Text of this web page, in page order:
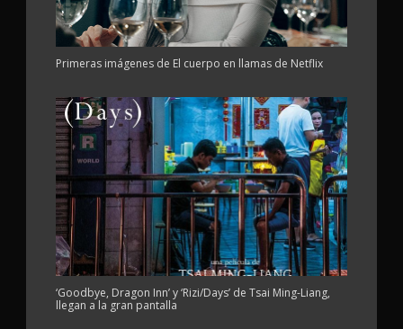
Primeras imágenes de El cuerpo en llamas de Netflix
‘Goodbye, Dragon Inn’ y ‘Rizi/Days’ de Tsai Ming-Liang,
llegan a la gran pantalla